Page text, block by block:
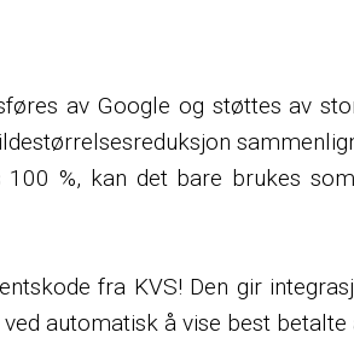
av Google og støttes av
%, kan det bare brukes
fra KVS! Den gir
automatisk å vise best